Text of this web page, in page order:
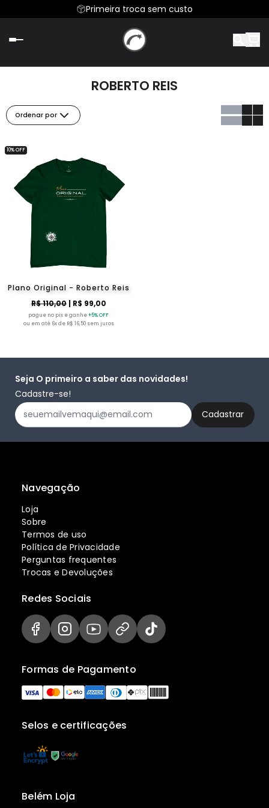
Primeira troca sem custo
ROBERTO REIS
Ordenar por
Plano Original - Roberto Reis
R$ 110,00| R$ 99,00
pague no pix e ganhe+5% OFF
ou em até 6x de R$ 16,50 sem juros
10% OFF
Seja O primeiro a saber das novidades!
Cadastre-se!
Navegação
Loja
Sobre
Termos de uso
Política de Privacidade
Perguntas frequentes
Trocas e Devoluções
Selos e certificações
Formas de Pagamento
Redes Sociais
Belém Loja